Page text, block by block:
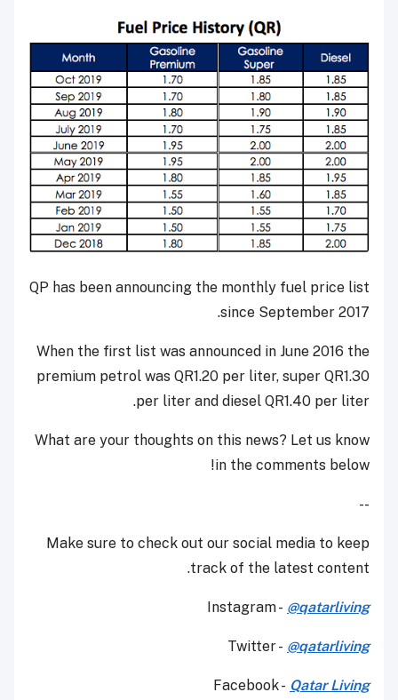
QP has been announcing the monthly fuel price list
since September 2017.
When the first list was announced in June 2016 the
premium petrol was QR1.20 per liter, super QR1.30
per liter and diesel QR1.40 per liter.
What are your thoughts on this news? Let us know
in the comments below!
--
Make sure to check out our social media to keep
track of the latest content.
Instagram - @qatarliving
Twitter - @qatarliving
Facebook - Qatar Living